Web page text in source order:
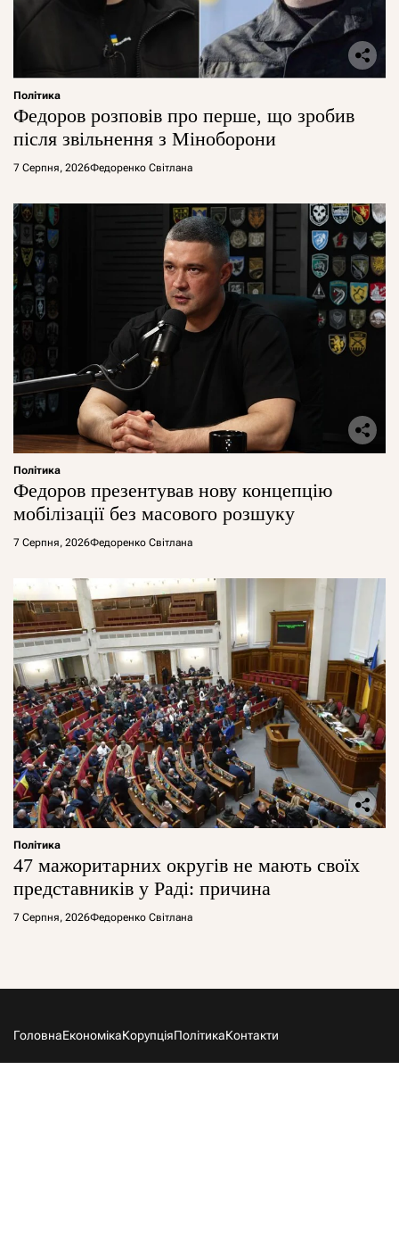
Політика
Федоров розповів про перше, що зробив
після звільнення з Міноборони
7 Серпня, 2026Федоренко Світлана
Політика
Федоров презентував нову концепцію
мобілізації без масового розшуку
7 Серпня, 2026Федоренко Світлана
Політика
47 мажоритарних округів не мають своїх
представників у Раді: причина
7 Серпня, 2026Федоренко Світлана
ГоловнаЕкономікаКорупціяПолітикаКонтакти